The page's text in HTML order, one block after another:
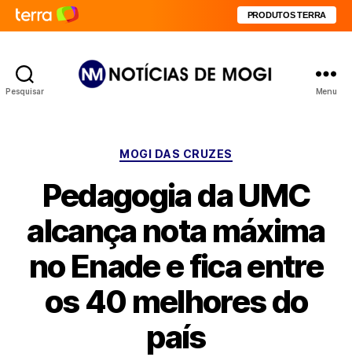
PRODUTOS TERRA
Pesquisar Menu
Categorias
MOGI DAS CRUZES
Pedagogia da UMC
alcança nota máxima
no Enade e fica entre
os 40 melhores do
país